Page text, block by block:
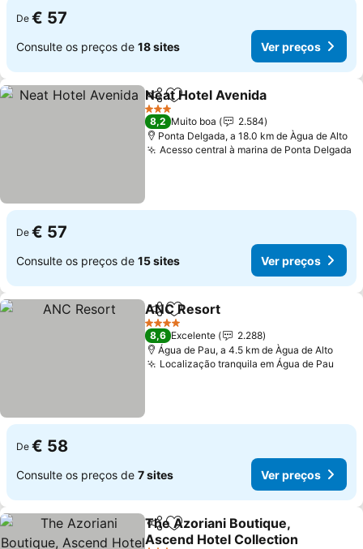
De € 57
Consulte os preços de 18 sites Ver preços
PartilharAdicionar aos favoritos
Neat Hotel Avenida
3 Estrelas
8,2 Muito boa
2.584
Ponta Delgada, a 18.0 km de Àgua de Alto
Acesso central à marina de Ponta Delgada
De € 57
Consulte os preços de 15 sites Ver preços
PartilharAdicionar aos favoritos
ANC Resort
4 Estrelas
8,6 Excelente
2.288
Água de Pau, a 4.5 km de Àgua de Alto
Localização tranquila em Água de Pau
De € 58
Consulte os preços de 7 sites Ver preços
PartilharAdicionar aos favoritos
The Azoriani Boutique,
Ascend Hotel Collection